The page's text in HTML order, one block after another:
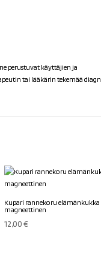
perustuvat käyttäjien ja
tai lääkärin tekemää
Kupari rannekoru elämänkukka
magneettinen
12,00€